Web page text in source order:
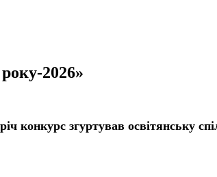
2026»
конкурс згуртував освітянську